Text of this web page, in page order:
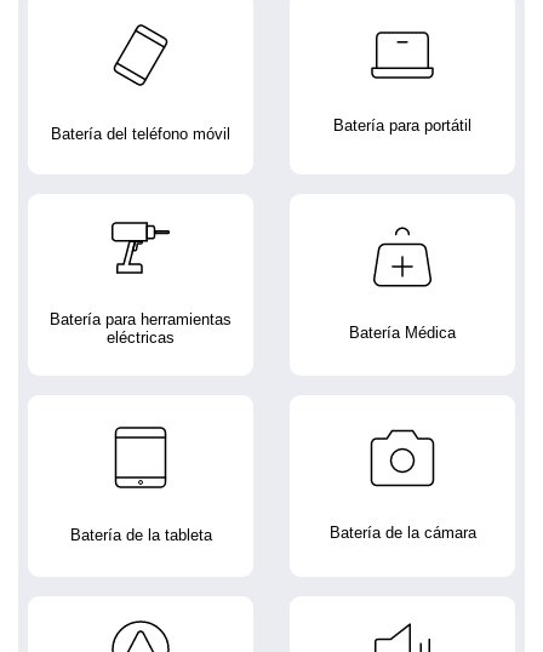
Batería del teléfono móvil Batería para portátil
Batería para herramientas
eléctricas
Batería Médica
Batería de la tableta Batería de la cámara